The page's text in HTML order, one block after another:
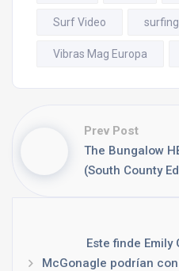
Surf Video surfing
Vibras Mag Europa
Prev Post
The Bungalow
(South County
Este finde Emily
McGonagle podrían